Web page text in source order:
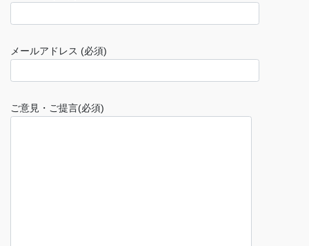
メールアドレス (必須)
ご意見・ご提言(必須)